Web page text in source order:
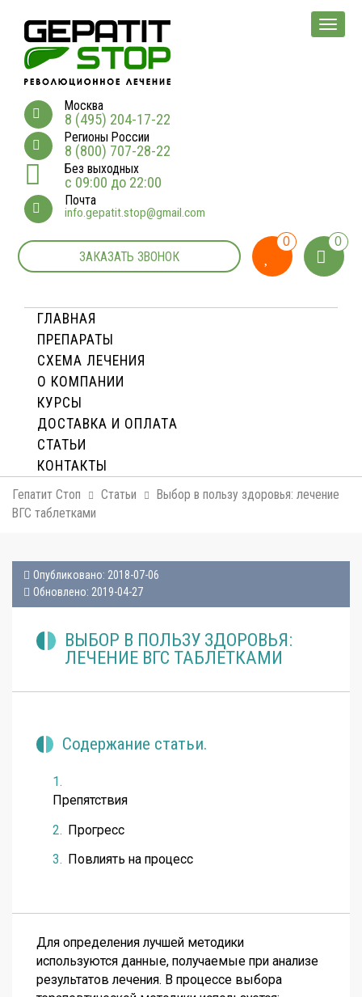
Москва
8 (495) 204-17-22
Регионы России
8 (800) 707-28-22
Без выходных
с 09:00 до 22:00
Почта
info.gepatit.stop@gmail.com
ЗАКАЗАТЬ ЗВОНОК
0 0
ГЛАВНАЯ
ПРЕПАРАТЫ
СХЕМА ЛЕЧЕНИЯ
О КОМПАНИИ
КУРСЫ
ДОСТАВКА И ОПЛАТA
СТАТЬИ
КОНТАКТЫ
Гепатит Стоп Статьи
Выбор в пользу здоровья: лечение
ВГС таблетками
Опубликовано: 2018-07-06
Обновлено: 2019-04-27
ВЫБОР В ПОЛЬЗУ ЗДОРОВЬЯ:
ЛЕЧЕНИЕ ВГС ТАБЛЕТКАМИ
Содержание статьи.
Препятствия
Прогресс
Повлиять на процесс
Для определения лучшей методики
используются данные, получаемые при анализе
результатов лечения. В процессе выбора